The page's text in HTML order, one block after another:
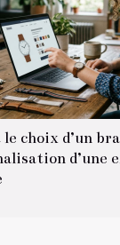
choix d’un
d’une